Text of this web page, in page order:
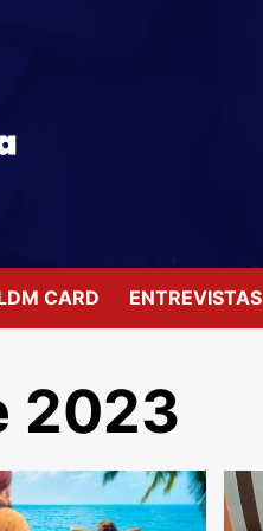
CARD ENTREVISTAS
2023